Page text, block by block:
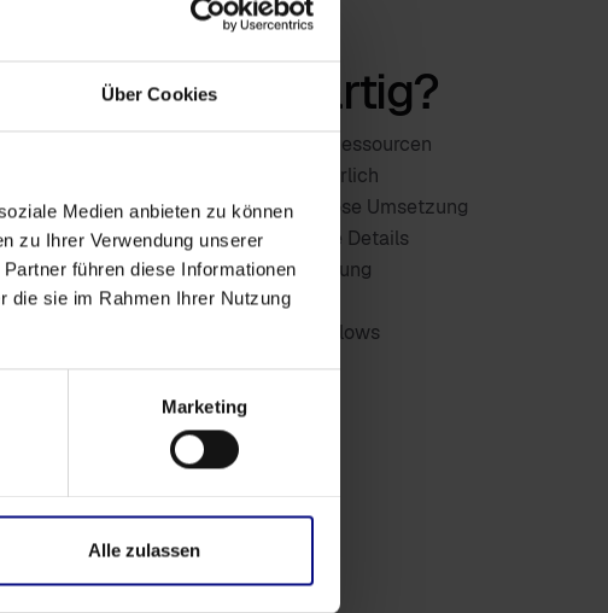
Über Cookies
Medien anbieten zu können
zu Ihrer Verwendung unserer
führen diese Informationen
die sie im Rahmen Ihrer Nutzung
Marketing
Alle zulassen
unser Data
Tool einzigartig?
spart Zeit und Ressourcen
technischen Kenntnisse erforderlich
Anleitungenfür eine reibungslose Umsetzung
statt auf technische Details
für schnelle Einarbeitung
reduziert manuelle Fehler
in bestehende Analyse-Workflows